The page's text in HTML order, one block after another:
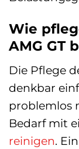
Wie
AMG GT
Die Pflege
denkbar
problemlos
Bedarf mit
reinigen.